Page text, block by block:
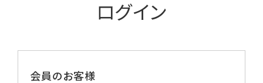
ログイン
会員のお客様